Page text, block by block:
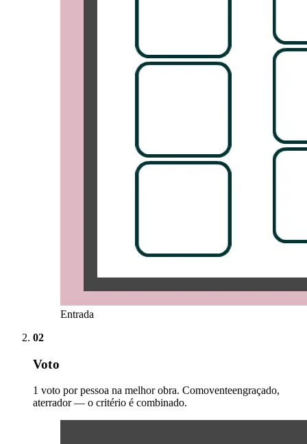
Entrada
02
Voto
1 voto por pessoa na melhor obra. Comoventeengraçado,
aterrador — o critério é combinado.